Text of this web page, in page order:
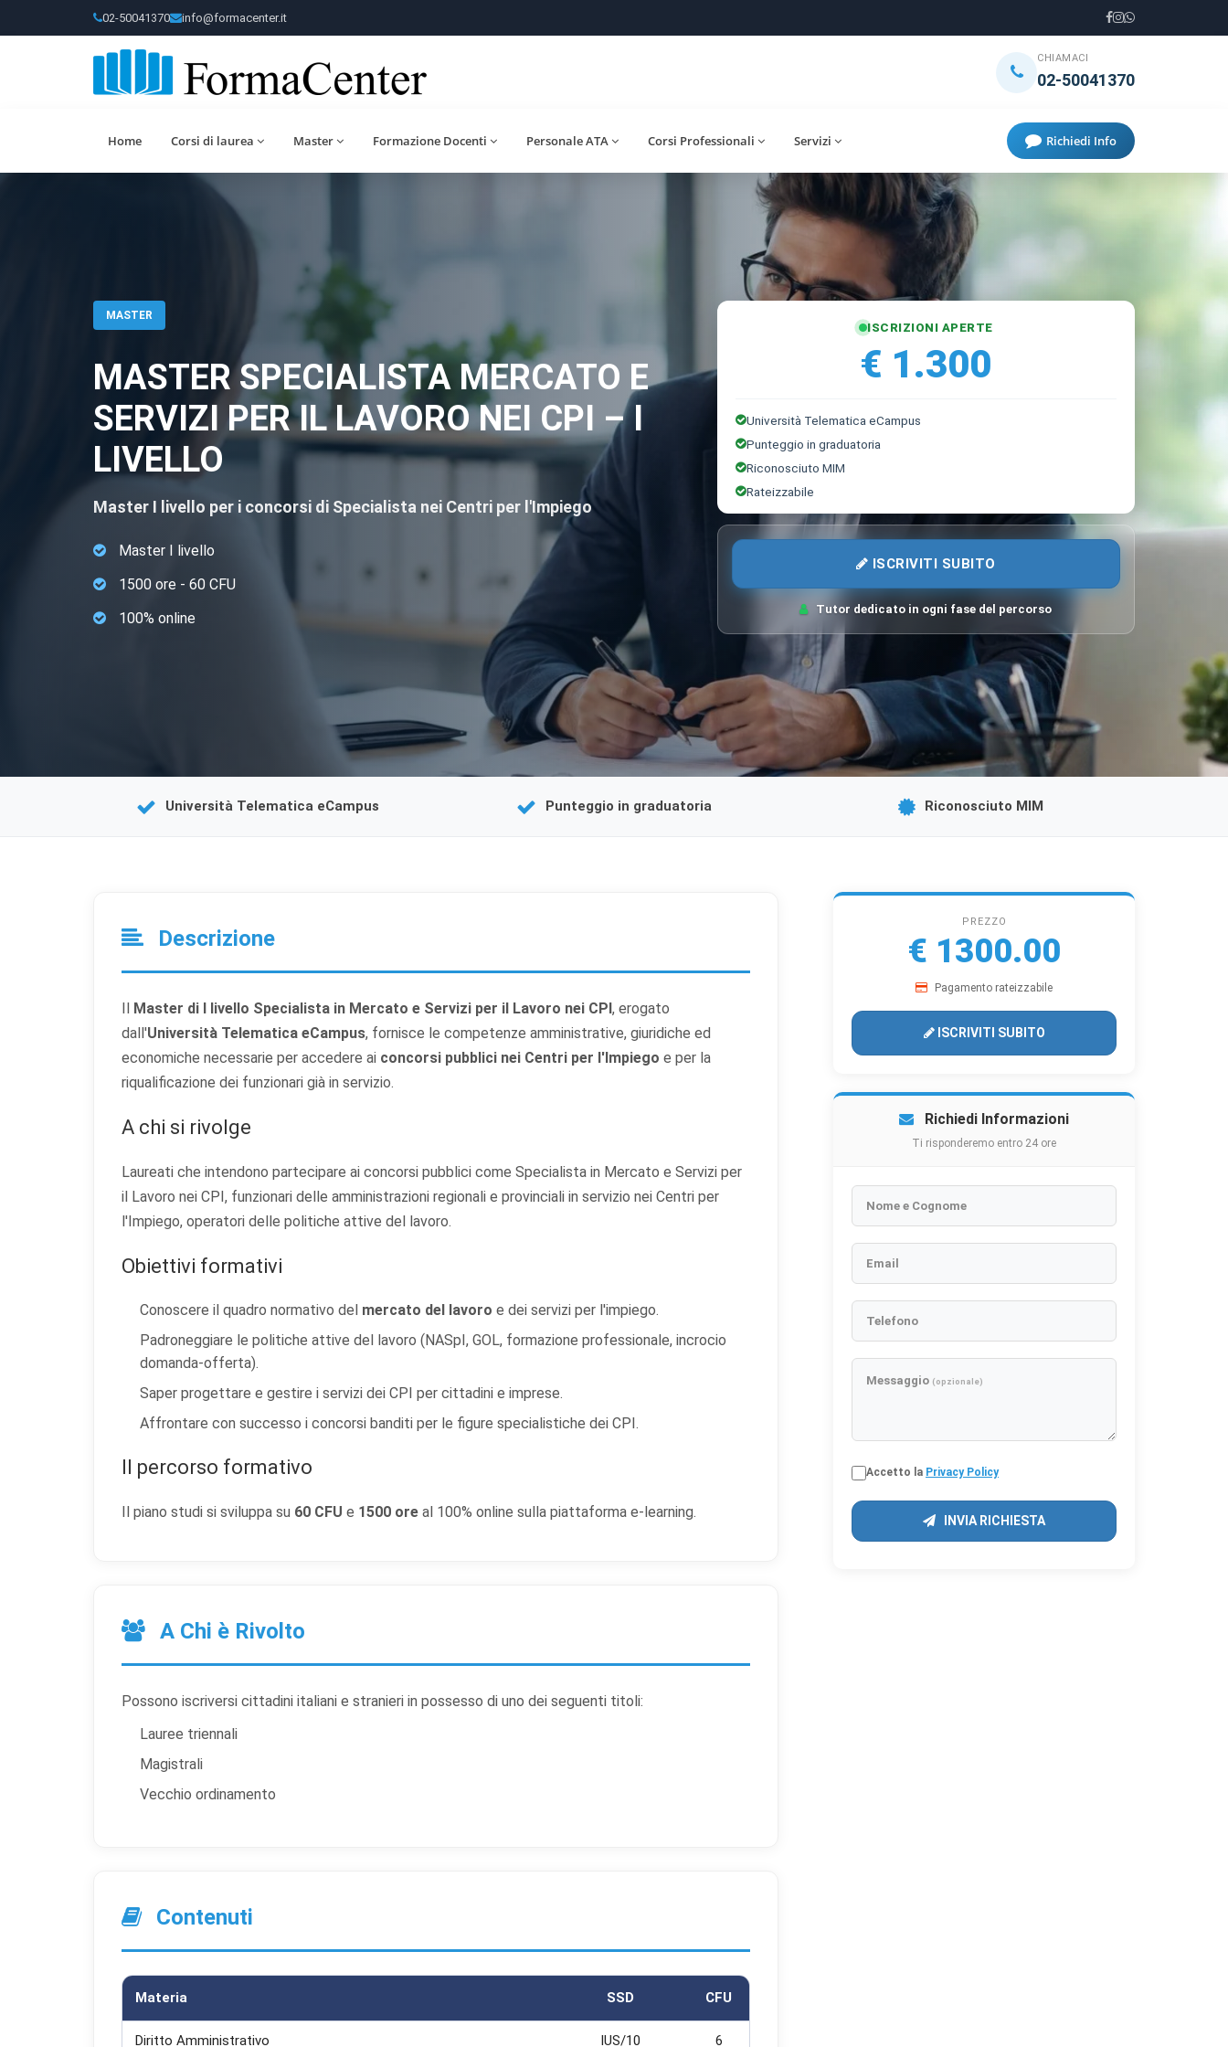
02-50041370 info@formacenter.it
CHIAMACI
02-50041370
Home Corsi di laurea Master Formazione Docenti Personale ATA Corsi Professionali Servizi Richiedi Info
MASTER
MASTER SPECIALISTA MERCATO E
SERVIZI PER IL LAVORO NEI CPI – I
LIVELLO
Master I livello per i concorsi di Specialista nei Centri per l'Impiego
Master I livello
1500 ore - 60 CFU
100% online
ISCRIZIONI APERTE
€ 1.300
Università Telematica eCampus
Punteggio in graduatoria
Riconosciuto MIM
Rateizzabile
ISCRIVITI SUBITO
Tutor dedicato in ogni fase del percorso
Università Telematica eCampus Punteggio in graduatoria Riconosciuto MIM
Descrizione
Il Master di I livello Specialista in Mercato e Servizi per il Lavoro nei CPI, erogato
dall'Università Telematica eCampus, fornisce le competenze amministrative, giuridiche ed
economiche necessarie per accedere ai concorsi pubblici nei Centri per l'Impiego e per la
riqualificazione dei funzionari già in servizio.
A chi si rivolge
Laureati che intendono partecipare ai concorsi pubblici come Specialista in Mercato e Servizi per
il Lavoro nei CPI, funzionari delle amministrazioni regionali e provinciali in servizio nei Centri per
l'Impiego, operatori delle politiche attive del lavoro.
Obiettivi formativi
Conoscere il quadro normativo del mercato del lavoro e dei servizi per l'impiego.
Padroneggiare le politiche attive del lavoro (NASpI, GOL, formazione professionale, incrocio
domanda-offerta).
Saper progettare e gestire i servizi dei CPI per cittadini e imprese.
Affrontare con successo i concorsi banditi per le figure specialistiche dei CPI.
Il percorso formativo
Il piano studi si sviluppa su 60 CFU e 1500 ore al 100% online sulla piattaforma e-learning.
A Chi è Rivolto
Possono iscriversi cittadini italiani e stranieri in possesso di uno dei seguenti titoli:
Lauree triennali
Magistrali
Vecchio ordinamento
Contenuti
Materia SSD CFU
Diritto Amministrativo IUS/10 6
PREZZO
€ 1300.00
Pagamento rateizzabile
ISCRIVITI SUBITO
Richiedi Informazioni
Ti risponderemo entro 24 ore
Nome e Cognome
Email
Telefono
Messaggio (opzionale)
Accetto la Privacy Policy
INVIA RICHIESTA
Indispensabili al funzionamento del sito (sessione, sicurezza, preferenze tecniche). Senza di
Permettono al sito di ricordare scelte che modificano l'aspetto o il comportamento (es. lingua,